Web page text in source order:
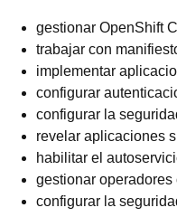
gestionar OpenShift
trabajar con
implementar
configurar
configurar la
revelar aplicaciones
habilitar el
gestionar operadores
configurar la